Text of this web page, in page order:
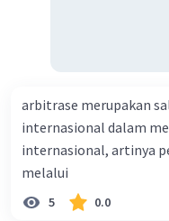
arbitrase merupakan
internasional dalam
internasional, artinya
melalui
5 0.0